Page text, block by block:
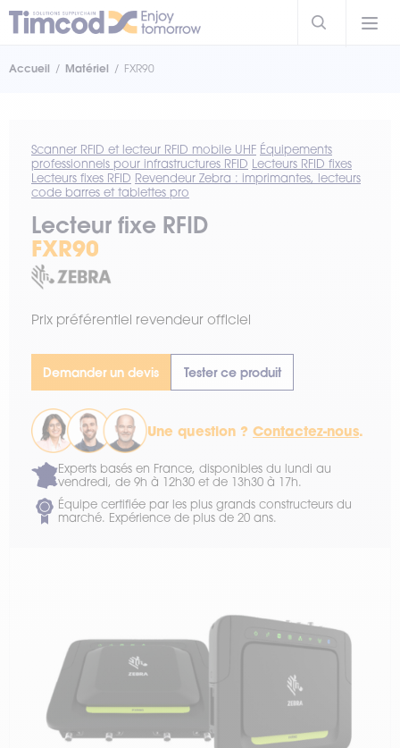
Accueil Matériel FXR90
Scanner RFID et lecteur RFID mobile UHF Équipements
professionnels pour infrastructures RFID Lecteurs RFID fixes
Lecteurs fixes RFID Revendeur Zebra : imprimantes, lecteurs
code barres et tablettes pro
Lecteur fixe RFID
FXR90
Prix préférentiel revendeur officiel
Demander un devis Tester ce produit
Une question ? Contactez-nous.
Experts basés en France, disponibles du lundi au
vendredi, de 9h à 12h30 et de 13h30 à 17h.
Équipe certifiée par les plus grands constructeurs du
marché. Expérience de plus de 20 ans.